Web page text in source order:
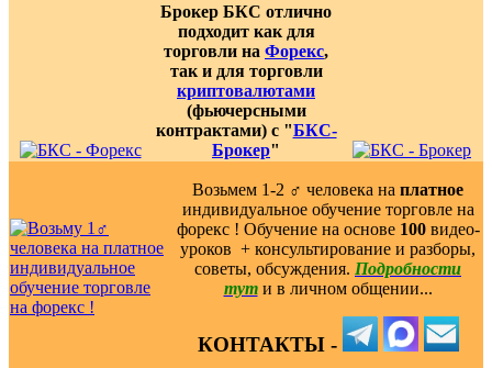
Брокер БКС отлично
подходит как для
торговли на Форекс,
так и для торговли
криптовалютами
(фьючерсными
контрактами) с "БКС-
Брокер"
Возьмем 1-2 ‍♂️ человека на платное
индивидуальное обучение торговле на
форекс ! Обучение на основе 100видео-
уроков ️ + консультирование и разборы,
советы, обсуждения. Подробности
тут и в личном общении...
КОНТАКТЫ -